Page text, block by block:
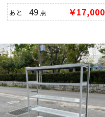
あと49 点 ￥17,000